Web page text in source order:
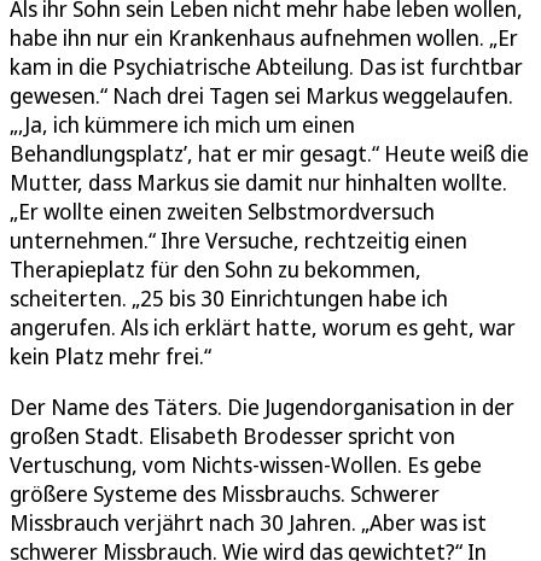
Als ihr Sohn sein Leben nicht mehr habe leben wollen,
habe ihn nur ein Krankenhaus aufnehmen wollen. „Er
kam in die Psychiatrische Abteilung. Das ist furchtbar
gewesen.“ Nach drei Tagen sei Markus weggelaufen.
„,Ja, ich kümmere ich mich um einen
Behandlungsplatz’, hat er mir gesagt.“ Heute weiß die
Mutter, dass Markus sie damit nur hinhalten wollte.
„Er wollte einen zweiten Selbstmordversuch
unternehmen.“ Ihre Versuche, rechtzeitig einen
Therapieplatz für den Sohn zu bekommen,
scheiterten. „25 bis 30 Einrichtungen habe ich
angerufen. Als ich erklärt hatte, worum es geht, war
kein Platz mehr frei.“
Der Name des Täters. Die Jugendorganisation in der
großen Stadt. Elisabeth Brodesser spricht von
Vertuschung, vom Nichts-wissen-Wollen. Es gebe
größere Systeme des Missbrauchs. Schwerer
Missbrauch verjährt nach 30 Jahren. „Aber was ist
schwerer Missbrauch. Wie wird das gewichtet?“ In